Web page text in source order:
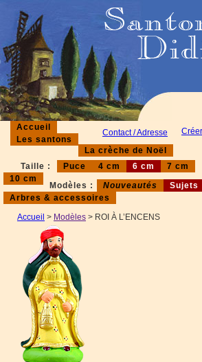
Contact / Adresse
Accueil
Les santons
La crèche de Noël
Taille : Puce 4 cm 6 cm
7 cm
10 cm
Modèles : Nouveautés Sujets
Arbres & accessoires
Accueil > Modèles > ROI À L’ENCENS